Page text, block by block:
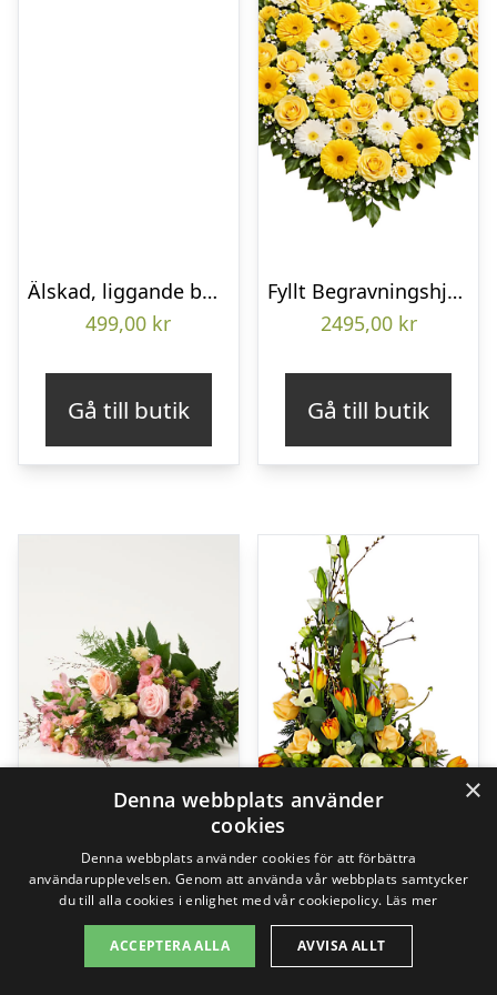
Älskad, liggande bukett
499,00 kr
Gå till butik
Fyllt Begravningshjärta
2495,00 kr
Gå till butik
Rosa Himmel, liggande bukett
749,00kr
1595,00kr
×
Denna webbplats använder
cookies
Denna webbplats använder cookies för att förbättra
användarupplevelsen. Genom att använda vår webbplats samtycker
du till alla cookies i enlighet med vår cookiepolicy. Läs mer
ACCEPTERA ALLA AVVISA ALLT